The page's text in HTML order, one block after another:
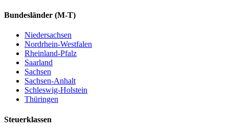
Bundesländer (M-T)
Niedersachsen
Nordrhein-Westfalen
Rheinland-Pfalz
Saarland
Sachsen
Sachsen-Anhalt
Schleswig-Holstein
Thüringen
Steuerklassen